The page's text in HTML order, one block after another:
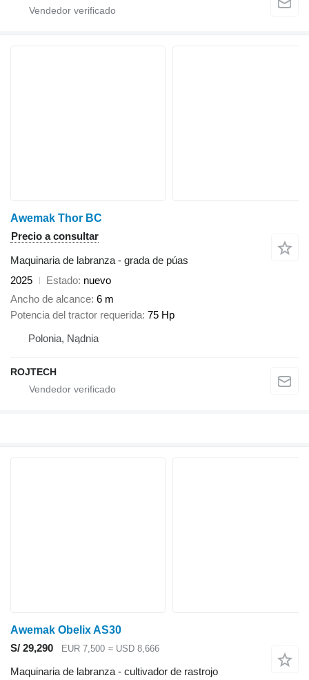
Awemak Thor BC
Precio a consultar
Maquinaria de labranza - grada de púas
2025
Estado nuevo
Ancho de alcance 6 m
Potencia del tractor requerida 75 Hp
Polonia, Nądnia
ROJTECH
Awemak Obelix AS30
S/ 29,290
EUR 7,500 ≈ USD 8,666
Maquinaria de labranza - cultivador de rastrojo